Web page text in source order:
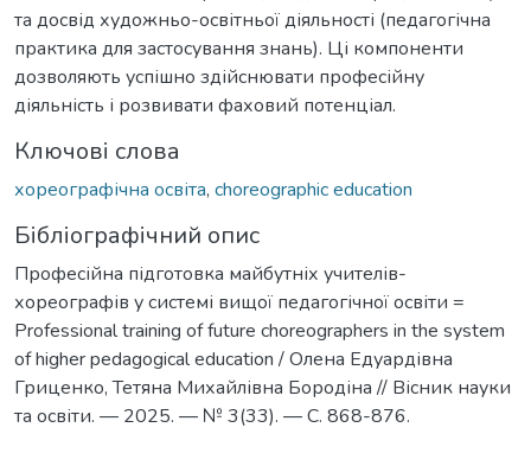
та досвід художньо-освітньої діяльності (педагогічна
практика для застосування знань). Ці компоненти
дозволяють успішно здійснювати професійну
діяльність і розвивати фаховий потенціал.
Ключові слова
хореографічна освіта, choreographic education
Бібліографічний опис
Професійна підготовка майбутніх учителів-
хореографів у системі вищої педагогічної освіти =
Professional training of future choreographers in the system
of higher pedagogical education / Олена Едуардівна
Гриценко, Тетяна Михайлівна Бородіна // Вісник науки
та освіти. — 2025. — № 3(33). — С. 868-876.